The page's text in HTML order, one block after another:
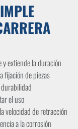
y extiende la duración
fijación de piezas
el uso
velocidad de retracción
a la corrosión